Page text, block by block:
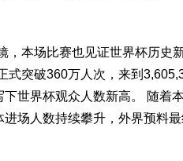
，本场比赛也见证世界杯历史
式突破360万人次，来到
世界杯观众人数新高。 随着
场人数持续攀升，外界预料最